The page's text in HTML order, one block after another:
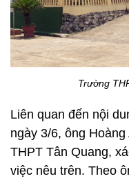
Trường
Liên quan đến nội
ngày 3/6, ông
THPT Tân Quang,
việc nêu trên. Theo